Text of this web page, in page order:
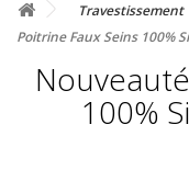
Travestissement
Poitrine Faux Seins 100%
100%